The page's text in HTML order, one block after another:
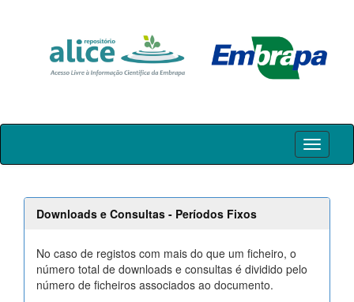
Skip
Downloads e Consultas - Períodos Fixos
No caso de registos com mais do que um ficheiro, o
número total de downloads e consultas é dividido pelo
número de ficheiros associados ao documento.